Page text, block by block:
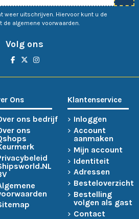
weer uitschrijven. Hiervoor kunt u de
de algemene voorwaarden.
Volg ons
Ons
ons bedrijf
ons
Klantenservice
Inloggen
Account
aanmaken
Mijn account
Identiteit
Adressen
Besteloverzicht
Bestelling
volgen als gast
Contact